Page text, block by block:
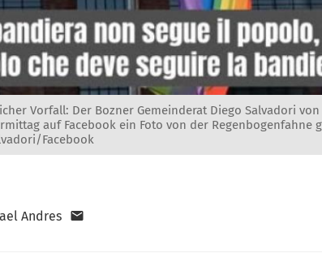
Vorfall: Der Bozner Gemeinderat Diego Salvadori von
auf Facebook ein Foto von der Regenbogenfahne
Facebook
Andres